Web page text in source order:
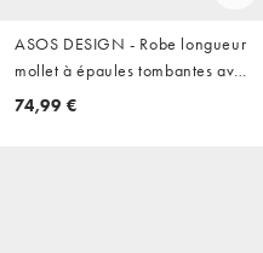
ASOS DESIGN - Robe longueur
mollet à épaules tombantes avec
ourlet asymétrique à godets -
74,99 €